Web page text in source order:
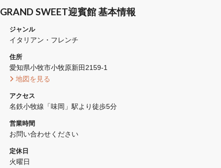
GRAND SWEET迎賓館 基本情報
ジャンル
イタリアン・フレンチ
住所
愛知県小牧市小牧原新田2159-1
地図を見る
アクセス
名鉄小牧線「味岡」駅より徒歩5分
営業時間
お問い合わせください
定休日
火曜日